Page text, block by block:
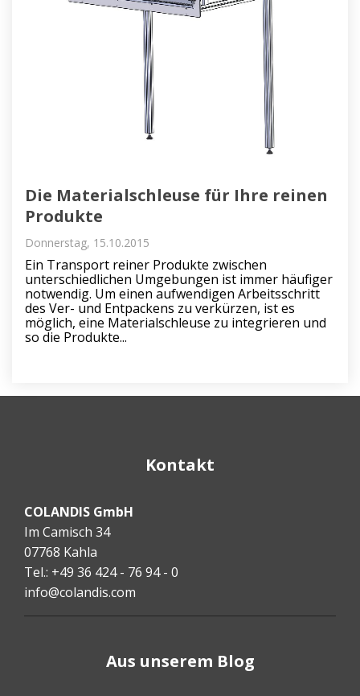
Die Materialschleuse für Ihre reinen
Produkte
Donnerstag, 15.10.2015
Ein Transport reiner Produkte zwischen
unterschiedlichen Umgebungen ist immer häufiger
notwendig. Um einen aufwendigen Arbeitsschritt
des Ver- und Entpackens zu verkürzen, ist es
möglich, eine Materialschleuse zu integrieren und
so die Produkte...
Kontakt
COLANDIS GmbH
Im Camisch 34
07768 Kahla
Tel.: +49 36 424 - 76 94 - 0
info@colandis.com
Aus unserem Blog